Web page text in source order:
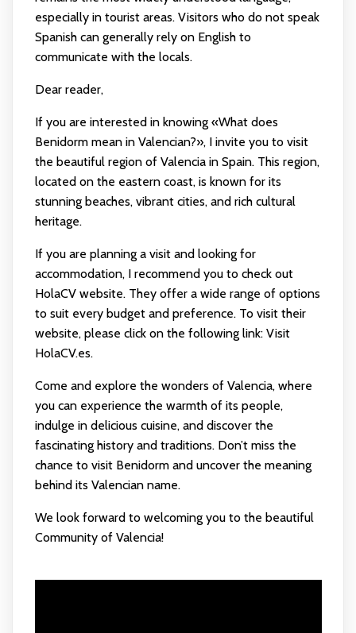
especially in tourist areas. Visitors who do not speak
Spanish can generally rely on English to
communicate with the locals.
Dear reader,
If you are interested in knowing «What does
Benidorm mean in Valencian?», I invite you to visit
the beautiful region of Valencia in Spain. This region,
located on the eastern coast, is known for its
stunning beaches, vibrant cities, and rich cultural
heritage.
If you are planning a visit and looking for
accommodation, I recommend you to check out
HolaCV website. They offer a wide range of options
to suit every budget and preference. To visit their
website, please click on the following link: Visit
HolaCV.es.
Come and explore the wonders of Valencia, where
you can experience the warmth of its people,
indulge in delicious cuisine, and discover the
fascinating history and traditions. Don’t miss the
chance to visit Benidorm and uncover the meaning
behind its Valencian name.
We look forward to welcoming you to the beautiful
Community of Valencia!